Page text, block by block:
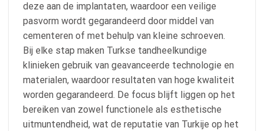
deze aan de implantaten, waardoor een veilige
pasvorm wordt gegarandeerd door middel van
cementeren of met behulp van kleine schroeven.
Bij elke stap maken Turkse tandheelkundige
klinieken gebruik van geavanceerde technologie en
materialen, waardoor resultaten van hoge kwaliteit
worden gegarandeerd. De focus blijft liggen op het
bereiken van zowel functionele als esthetische
uitmuntendheid, wat de reputatie van Turkije op het